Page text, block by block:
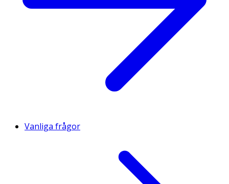
Vanliga frågor